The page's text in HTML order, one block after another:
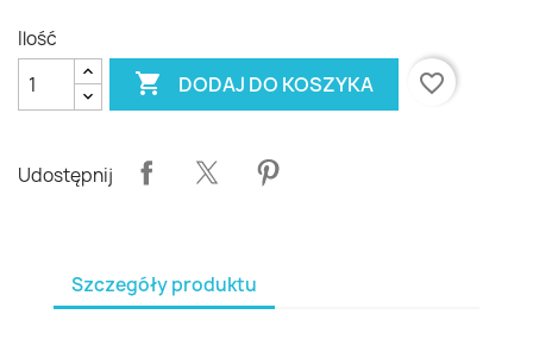
Ilość
 DODAJ DO KOSZYKA favorite_border
Udostępnij
Szczegóły produktu